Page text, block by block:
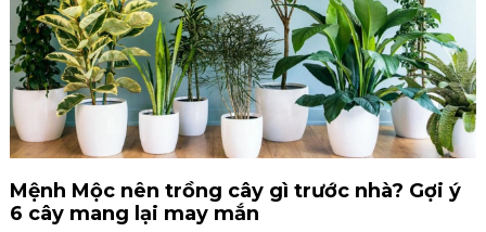
Mệnh Mộc nên trồng cây gì trước nhà? Gợi ý
6 cây mang lại may mắn